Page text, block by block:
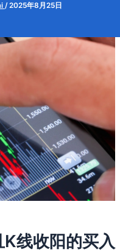
/2025年8月25日
线收阳的买入